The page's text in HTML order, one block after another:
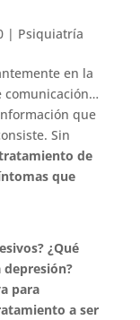
| Psiquiatría
en la
comunicación…
que
Sin
de
que
¿Qué
para
a ser